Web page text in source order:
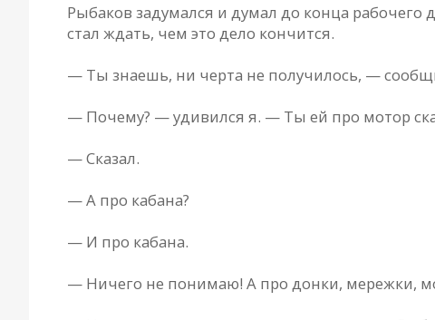
Рыбаков задумался и думал до конца
стал ждать, чем это дело кончится.
— Ты знаешь, ни черта не получилось, —
— Почему? — удивился я. — Ты ей про мотор
— Сказал.
— А про кабана?
— И про кабана.
— Ничего не понимаю! А про донки, мережки,